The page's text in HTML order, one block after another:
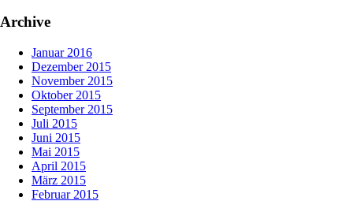
Archive
Januar 2016
Dezember 2015
November 2015
Oktober 2015
September 2015
Juli 2015
Juni 2015
Mai 2015
April 2015
März 2015
Februar 2015